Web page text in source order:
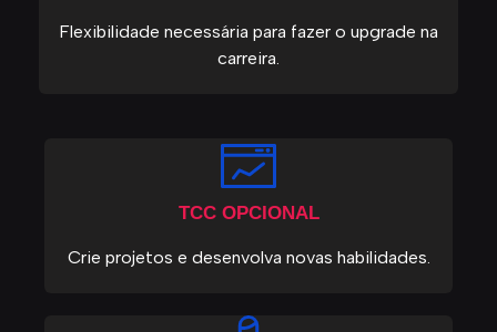
Flexibilidade necessária para fazer o upgrade na
carreira.
TCC OPCIONAL
Crie projetos e desenvolva novas habilidades.